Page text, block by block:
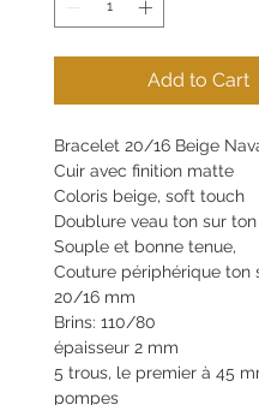
Add to Cart
Bracelet 20/16 Beige
Cuir avec finition matte
Coloris beige, soft touch
Doublure veau ton sur ton
Souple et bonne tenue,
Couture périphérique ton
20/16 mm
Brins: 110/80
épaisseur 2 mm
5 trous, le premier à 45
pompes